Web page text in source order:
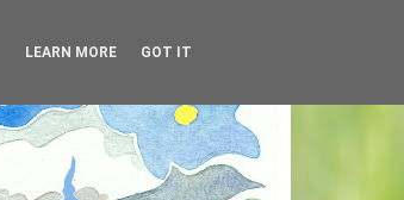
LEARN MORE GOT IT